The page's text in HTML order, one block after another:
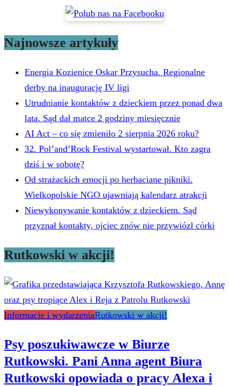
Najnowsze artykuły
Energia Kozienice Oskar Przysucha. Regionalne
derby na inaugurację IV ligi
Utrudnianie kontaktów z dzieckiem przez ponad dwa
lata. Sąd dał matce 2 godziny miesięcznie
AI Act – co się zmieniło 2 sierpnia 2026 roku?
32. Pol’and’Rock Festival wystartował. Kto zagra
dziś i w sobotę?
Od strażackich emocji po herbaciane pikniki.
Wielkopolskie NGO ujawniają kalendarz atrakcji
Niewykonywanie kontaktów z dzieckiem. Sąd
przyznał kontakty, ojciec znów nie przywiózł córki
Rutkowski w akcji!
Informacje i wydarzeniaRutkowski w akcji!
Psy poszukiwawcze w Biurze
Rutkowski. Pani Anna agent Biura
Rutkowski opowiada o pracy Alexa i